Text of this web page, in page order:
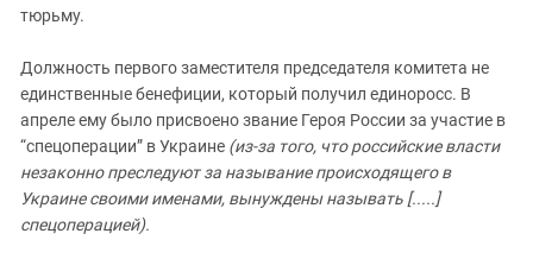
тюрьму.
Должность первого заместителя председателя комитета не
единственные бенефиции, который получил единоросс. В
апреле ему было присвоено звание Героя России за участие в
“спецоперации” в Украине (из-за того, что российские власти
незаконно преследуют за называние происходящего в
Украине своими именами, вынуждены называть [.....]
спецоперацией).